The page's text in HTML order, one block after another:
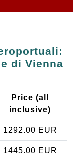
di Vienna
Price (all
inclusive)
1292.00 EUR
1445.00 EUR